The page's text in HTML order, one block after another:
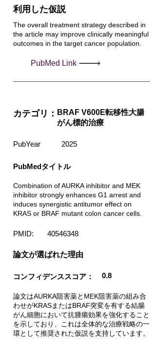
利用した仮説
The overall treatment strategy described in
the article may improve clinically meaningful
outcomes in the target cancer population.
PubMed Link
カテゴリ： BRAF V600E転移性大腸
がん標的治療
PubYear 2025
PubMedタイトル
Combination of AURKA inhibitor and MEK
inhibitor strongly enhances G1 arrest and
induces synergistic antitumor effect on
KRAS or BRAF mutant colon cancer cells.
PMID: 40546348
​論文が選ばれた理由
コンフィデンススコア： 0.8
論文はAURKA阻害薬とMEK阻害薬の組み合
わせがKRASまたはBRAF突変を有する結腸
がん細胞において抗腫瘍効果を強化すること
を示しており、これは全体的な治療戦略の一
環として推奨された仮説を支持しています。